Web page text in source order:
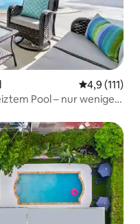
4,9 (111)
Pool – nur wenige